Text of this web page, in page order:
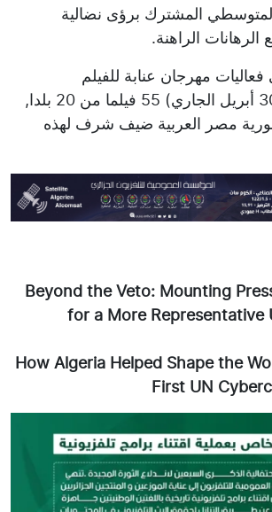
المتوسطي المشترك برؤى نضالية
الراهنة.
مهرجان عنابة للفيلم
المتوسطي (24-30 أبريل الجاري) 55 فيلما من 20 بلدا,
مصر العربية ضيف شرف لهذه
Beyond the Veto: Mounting
for a More Representative
How Algeria Helped Shape the
First UN